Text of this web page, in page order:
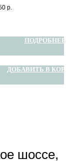
р.
ПОДРОБНЕЕ
ДОБАВИТЬ В
шоссе,